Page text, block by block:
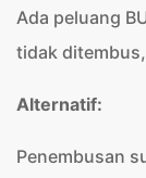
Ada peluang
tidak
Alternatif:
Penembusan